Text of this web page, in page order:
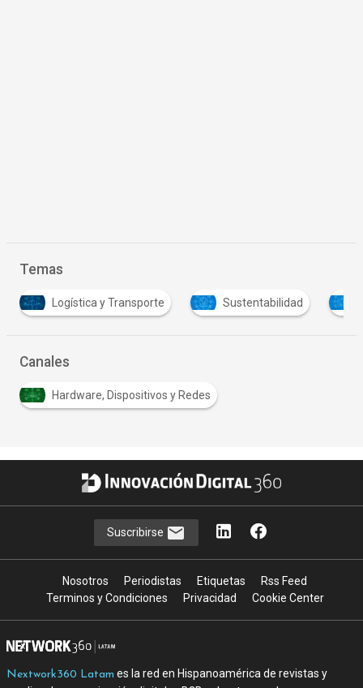
Temas
Logística y Transporte Sustentabilidad
Canales
Hardware, Dispositivos y Redes
Suscribirse
Nosotros Periodistas Etiquetas
Rss Feed
Terminos y Condiciones
Privacidad Cookie Center
Nextwork360 Latam es la red en Hispanoamérica de revistas y